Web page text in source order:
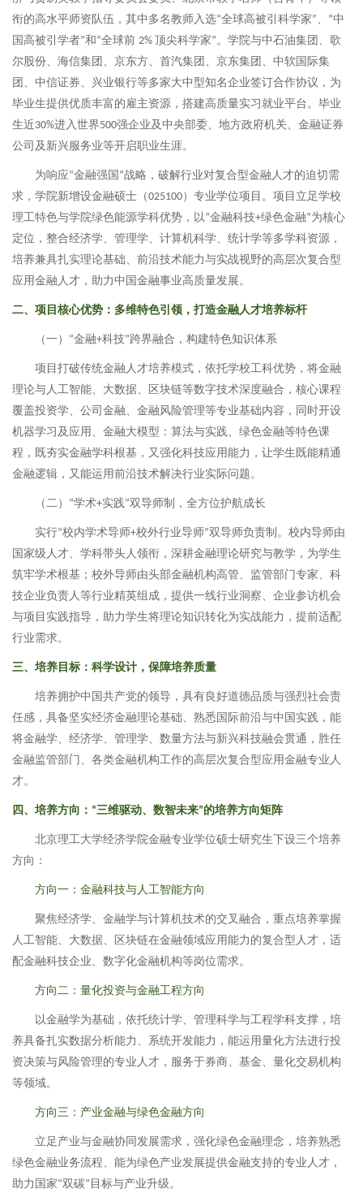
衔的高水平师资队伍，其中多名教师入选“全球高被引科学家”、 “中
国高被引学者”和 “全球前 2% 顶尖科学家”。学院与中石油集团、歌
尔股份、海信集团、京东方、首汽集团、京东集团、中软国际集
团、中信证券、兴业银行等多家大中型知名企业签订合作协议，为
毕业生提供优质丰富的雇主资源，搭建高质量实习就业平台。毕业
生近30%进入世界500强企业及中央部委、地方政府机关、金融证券
公司及新兴服务业等开启职业生涯。
为响应“金融强国 ”战略，破解行业对复合型金融人才的迫切需
求，学院新增设金融硕士（025100）专业学位项目。项目立足学校
理工特色与学院绿色能源学科优势，以“金融科技+绿色金融”为核心
定位，整合经济学、管理学、计算机科学、统计学等多学科资源，
培养兼具扎实理论基础、前沿技术能力与实战视野的高层次复合型
应用金融人才，助力中国金融事业高质量发展。
二、项目核心优势：多维特色引领，打造金融人才培养标杆
（一） “金融+科技”跨界融合，构建特色知识体系
项目打破传统金融人才培养模式，依托学校工科优势，将金融
理论与人工智能、大数据、区块链等数字技术深度融合，核心课程
覆盖投资学、公司金融、金融风险管理等专业基础内容，同时开设
机器学习及应用、金融大模型：算法与实践、绿色金融等特色课
程，既夯实金融学科根基，又强化科技应用能力，让学生既能精通
金融逻辑，又能运用前沿技术解决行业实际问题。
（二） “学术+实践”双导师制，全方位护航成长
实行“校内学术导师+校外行业导师”双导师负责制。校内导师由
国家级人才、学科带头人领衔，深耕金融理论研究与教学，为学生
筑牢学术根基；校外导师由头部金融机构高管、监管部门专家、科
技企业负责人等行业精英组成 ，提供一线行业洞察、企业参访机会
与项目实践指导，助力学生将理论知识转化为实战能力，提前适配
行业需求。
三、培养目标：科学设计，保障培养质量
培养拥护中国共产党的领导，具有良好道德品质与强烈社会责
任感，具备坚实经济金融理论基础、熟悉国际前沿与中国实践，能
将金融学、经济学、管理学、数量方法与新兴科技融会贯通，胜任
金融监管部门、各类金融机构工作的高层次复合型应用金融专业人
才。
四、培养方向： “三维驱动、数智未来”的培养方向矩阵
北京理工大学经济学院金融专业学位硕士研究生下设三个培养
方向：
方向一：金融科技与人工智能方向
聚焦经济学、金融学与计算机技术的交叉融合，重点培养掌握
人工智能、大数据、区块链在金融领域应用能力的复合型人才，适
配金融科技企业、数字化金融机构等岗位需求。
方向二：量化投资与金融工程方向
以金融学为基础，依托统计学、管理科学与工程学科支撑，培
养具备扎实数据分析能力、系统开发能力，能运用量化方法进行投
资决策与风险管理的专业人才，服务于券商、基金、量化交易机构
等领域。
方向三：产业金融与绿色金融方向
立足产业与金融协同发展需求，强化绿色金融理念，培养熟悉
绿色金融业务流程、能为绿色产业发展提供金融支持的专业人才，
助力国家“双碳” 目标与产业升级。